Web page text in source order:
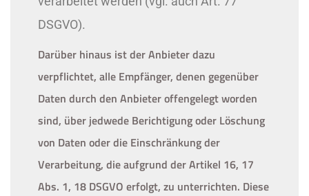
DSGVO).
Darüber hinaus ist der Anbieter dazu
verpflichtet, alle Empfänger, denen gegenüber
Daten durch den Anbieter offengelegt worden
sind, über jedwede Berichtigung oder Löschung
von Daten oder die Einschränkung der
Verarbeitung, die aufgrund der Artikel 16, 17
Abs. 1, 18 DSGVO erfolgt, zu unterrichten. Diese